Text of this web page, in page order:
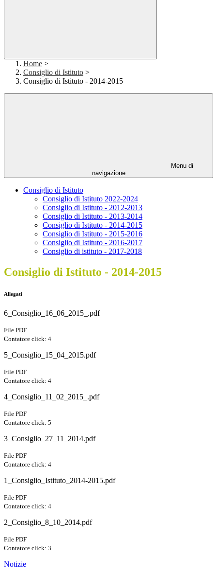
Home >
Consiglio di Istituto >
Consiglio di Istituto - 2014-2015
Menu di
navigazione
Consiglio di Istituto
Consiglio di Istituto 2022-2024
Consiglio di Istituto - 2012-2013
Consiglio di Istituto - 2013-2014
Consiglio di Istituto - 2014-2015
Consiglio di Istituto - 2015-2016
Consiglio di Istituto - 2016-2017
Consiglio di istituto - 2017-2018
Consiglio di Istituto - 2014-2015
Allegati
6_Consiglio_16_06_2015_.pdf
File PDF
Contatore click: 4
5_Consiglio_15_04_2015.pdf
File PDF
Contatore click: 4
4_Consiglio_11_02_2015_.pdf
File PDF
Contatore click: 5
3_Consiglio_27_11_2014.pdf
File PDF
Contatore click: 4
1_Consiglio_Istituto_2014-2015.pdf
File PDF
Contatore click: 4
2_Consiglio_8_10_2014.pdf
File PDF
Contatore click: 3
Notizie